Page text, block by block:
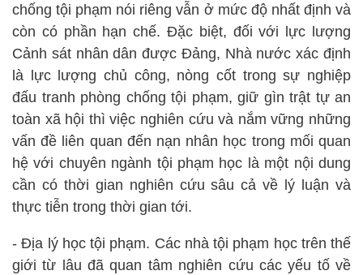
chống tội phạm nói riêng vẫn ở mức độ nhất định và
còn có phần hạn chế. Đặc biệt, đối với lực lượng
Cảnh sát nhân dân được Đảng, Nhà nước xác định
là lực lượng chủ công, nòng cốt trong sự nghiệp
đấu tranh phòng chống tội phạm, giữ gìn trật tự an
toàn xã hội thì việc nghiên cứu và nắm vững những
vấn đề liên quan đến nạn nhân học trong mối quan
hệ với chuyên ngành tội phạm học là một nội dung
cần có thời gian nghiên cứu sâu cả về lý luận và
thực tiễn trong thời gian tới.
- Địa lý học tội phạm. Các nhà tội phạm học trên thế
giới từ lâu đã quan tâm nghiên cứu các yếu tố về